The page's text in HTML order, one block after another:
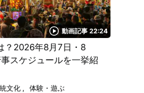
動画記事 22:24
？2026年8月7日・8
スケジュールを一挙紹
文化
体験・遊ぶ